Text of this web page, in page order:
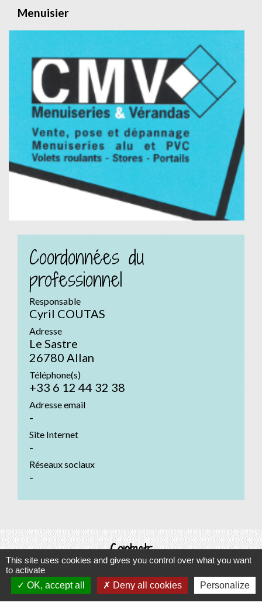
Menuisier
Coordonnées du
professionnel
Responsable
Cyril COUTAS
Adresse
Le Sastre
26780 Allan
Téléphone(s)
+33 6 12 44 32 38
Adresse email
-
Site Internet
-
Réseaux sociaux
-
Contacts
Place du Champ-de-Mars
This site uses cookies and gives you control over what you want
to activate
OK, accept all
Deny all cookies Personalize